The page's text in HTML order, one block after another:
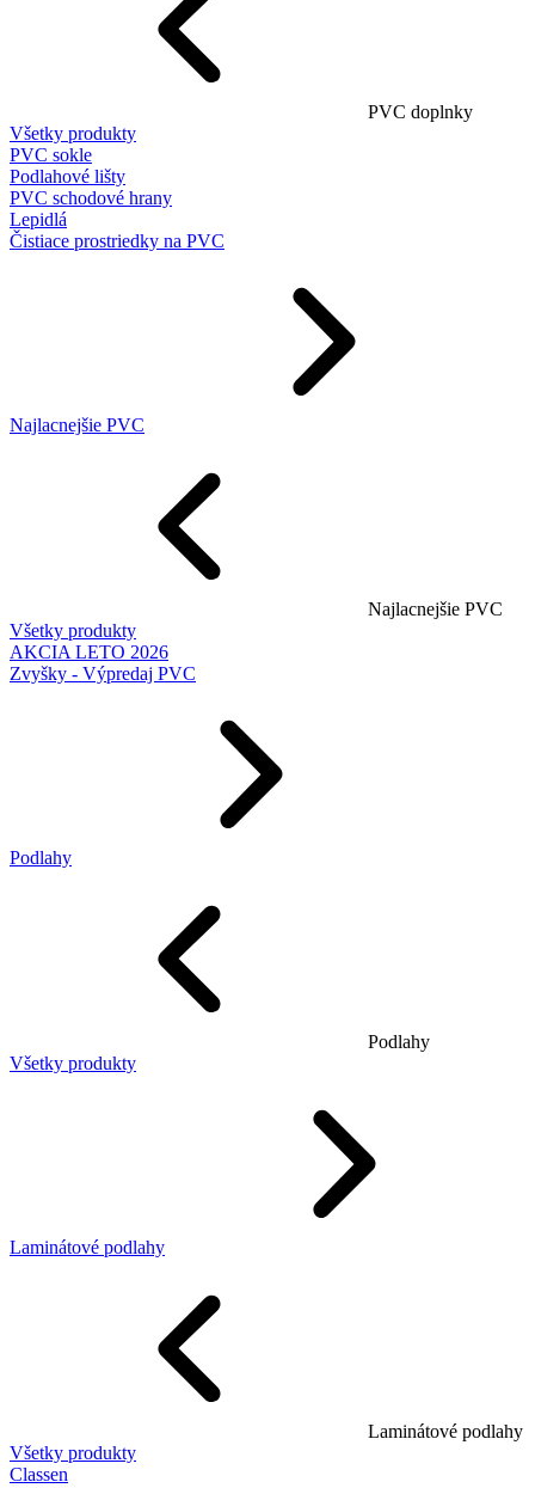
PVC doplnky
Všetky produkty
PVC sokle
Podlahové lišty
PVC schodové hrany
Lepidlá
Čistiace prostriedky na PVC
Najlacnejšie PVC
Najlacnejšie PVC
Všetky produkty
AKCIA LETO 2026
Zvyšky - Výpredaj PVC
Podlahy
Podlahy
Všetky produkty
Laminátové podlahy
Laminátové podlahy
Všetky produkty
Classen